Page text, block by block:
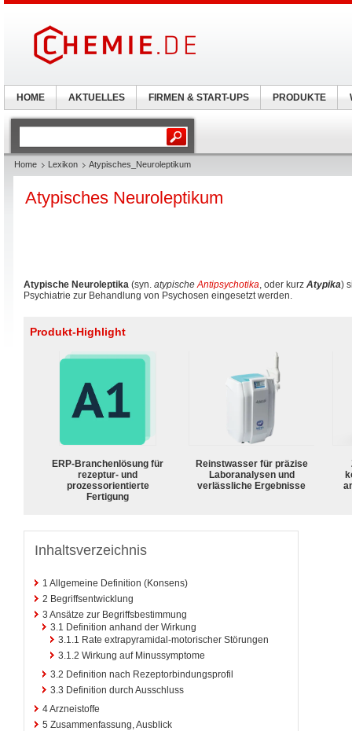
Home Lexikon Atypisches_Neuroleptikum
Atypisches Neuroleptikum
Atypische Neuroleptika (syn. atypischeAntipsychotika, oder kurz Atypika)
Psychiatrie zur Behandlung von Psychosen eingesetzt werden.
Produkt-Highlight
ERP-Branchenlösung für
rezeptur- und
prozessorientierte
Fertigung
Reinstwasser für präzise
Laboranalysen und
verlässliche Ergebnisse
Inhaltsverzeichnis
1 Allgemeine Definition (Konsens)
2 Begriffsentwicklung
3 Ansätze zur Begriffsbestimmung
3.1 Definition anhand der Wirkung
3.1.1 Rate extrapyramidal-motorischer Störungen
3.1.2 Wirkung auf Minussymptome
3.2 Definition nach Rezeptorbindungsprofil
3.3 Definition durch Ausschluss
4Arzneistoffe
5 Zusammenfassung, Ausblick
HOME AKTUELLES FIRMEN & START-UPS PRODUKTE